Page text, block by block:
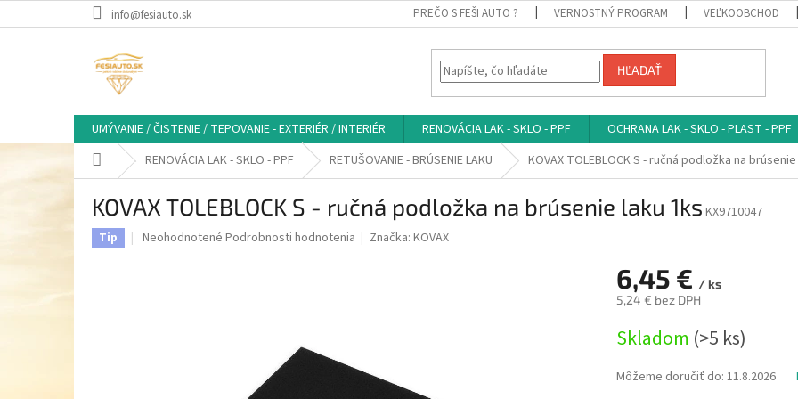
na
info@fesiauto.sk PREČO S FEŠI AUTO ? VERNOSTNÝ PROGRAM VEĽKOOBCHOD
HĽADAŤ
UMÝVANIE / ČISTENIE / TEPOVANIE - EXTERIÉR / INTERIÉR RENOVÁCIA LAK - SKLO - PPF OCHRANA LAK - SKLO - PLAST - PPF
DomovRENOVÁCIA LAK - SKLO - PPF RETUŠOVANIE - BRÚSENIE LAKU KOVAX TOLEBLOCK S - ručná podložka na
KOVAX TOLEBLOCK S - ručná podložka na brúsenie laku 1ks KX9710047
Tip
Priemerné
Neohodnotené Podrobnosti hodnotenia Značka:KOVAX
6,45 € / ks
5,24 € bez DPH
cena:
Skladom (>5 ks)
Môžeme doručiť do: 11.8.2026